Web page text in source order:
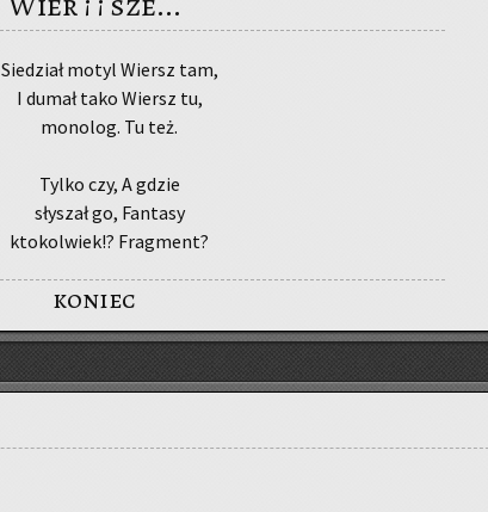
Sie­dział motyl Wiersz tam,
I dumał tako Wiersz tu,
mo­no­log. Tu też.
Tylko czy, A gdzie
sły­szał go, Fan­ta­sy
kto­kol­wiek!? Frag­ment?
koniec